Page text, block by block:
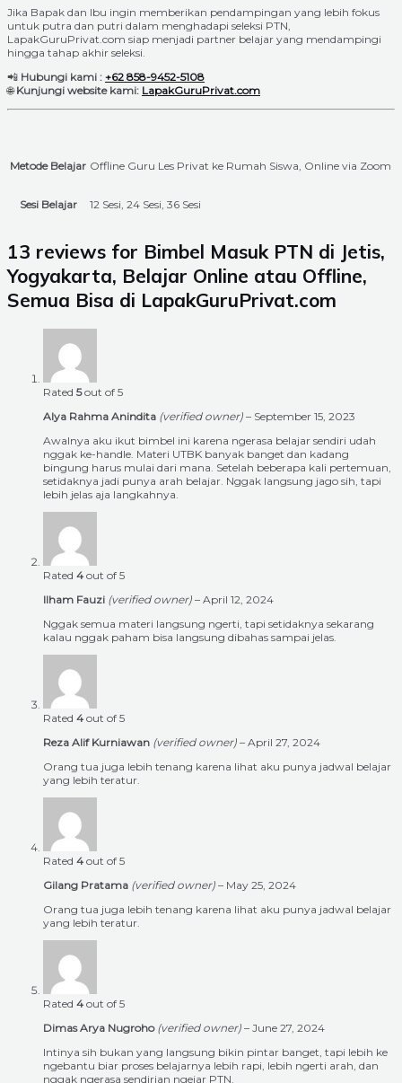
Jika Bapak dan Ibu ingin memberikan pendampingan yang lebih fokus
untuk putra dan putri dalam menghadapi seleksi PTN,
LapakGuruPrivat.com siap menjadi partner belajar yang mendampingi
hingga tahap akhir seleksi.
📲 Hubungi kami : +62 858-9452-5108
🌐Kunjungi website kami: LapakGuruPrivat.com
Metode Belajar Offline Guru Les Privat ke Rumah Siswa, Online via Zoom
Sesi Belajar 12 Sesi, 24 Sesi, 36 Sesi
13 reviews for Bimbel Masuk PTN di Jetis,
Yogyakarta, Belajar Online atau Offline,
Semua Bisa di LapakGuruPrivat.com
Rated 5out of 5
Alya Rahma Anindita (verified owner) – September 15, 2023
Awalnya aku ikut bimbel ini karena ngerasa belajar sendiri udah
nggak ke-handle. Materi UTBK banyak banget dan kadang
bingung harus mulai dari mana. Setelah beberapa kali pertemuan,
setidaknya jadi punya arah belajar. Nggak langsung jago sih, tapi
lebih jelas aja langkahnya.
Rated 4 out of 5
Ilham Fauzi (verified owner) – April 12, 2024
Nggak semua materi langsung ngerti, tapi setidaknya sekarang
kalau nggak paham bisa langsung dibahas sampai jelas.
Rated 4 out of 5
Reza Alif Kurniawan (verified owner) – April 27, 2024
Orang tua juga lebih tenang karena lihat aku punya jadwal belajar
yang lebih teratur.
Rated 4 out of 5
Gilang Pratama (verified owner) – May 25, 2024
Orang tua juga lebih tenang karena lihat aku punya jadwal belajar
yang lebih teratur.
Rated 4 out of 5
Dimas Arya Nugroho (verified owner) – June 27, 2024
Intinya sih bukan yang langsung bikin pintar banget, tapi lebih ke
ngebantu biar proses belajarnya lebih rapi, lebih ngerti arah, dan
nggak ngerasa sendirian ngejar PTN.